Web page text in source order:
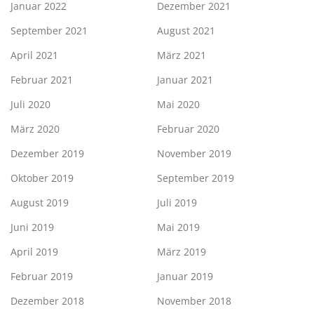
Januar 2022
Dezember 2021
September 2021
August 2021
April 2021
März 2021
Februar 2021
Januar 2021
Juli 2020
Mai 2020
März 2020
Februar 2020
Dezember 2019
November 2019
Oktober 2019
September 2019
August 2019
Juli 2019
Juni 2019
Mai 2019
April 2019
März 2019
Februar 2019
Januar 2019
Dezember 2018
November 2018